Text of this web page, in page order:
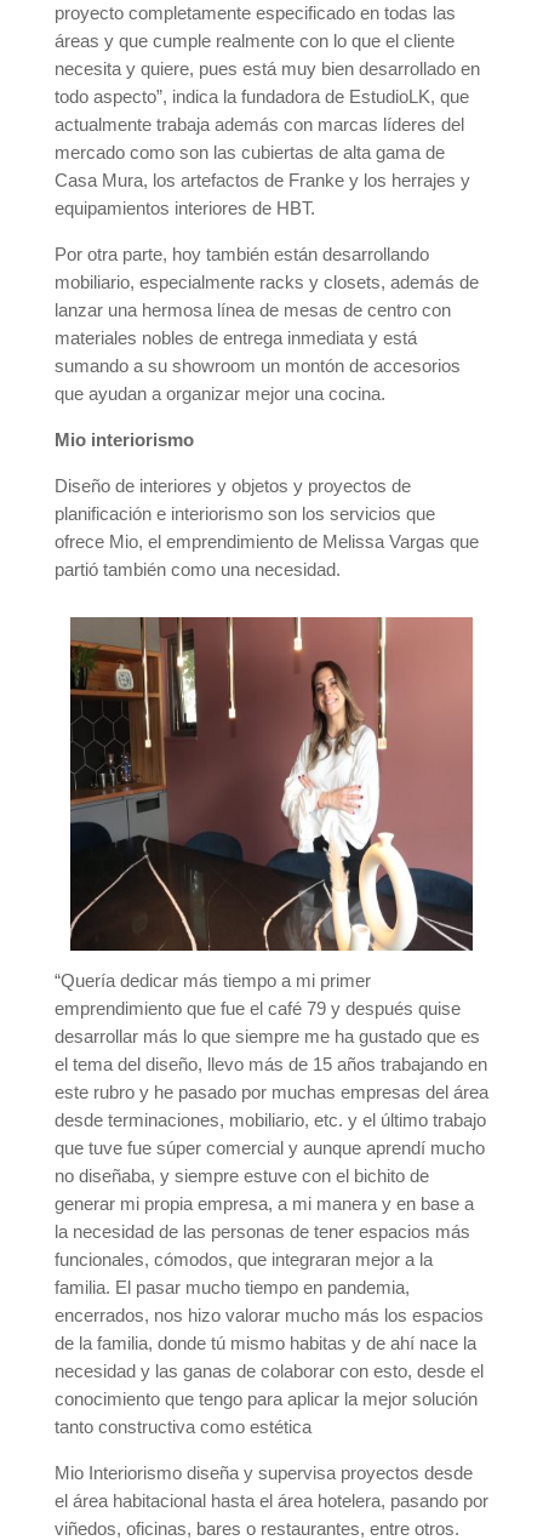
proyecto completamente especificado en todas las
áreas y que cumple realmente con lo que el cliente
necesita y quiere, pues está muy bien desarrollado en
todo aspecto”, indica la fundadora de EstudioLK, que
actualmente trabaja además con marcas líderes del
mercado como son las cubiertas de alta gama de
Casa Mura, los artefactos de Franke y los herrajes y
equipamientos interiores de HBT.
Por otra parte, hoy también están desarrollando
mobiliario, especialmente racks y closets, además de
lanzar una hermosa línea de mesas de centro con
materiales nobles de entrega inmediata y está
sumando a su showroom un montón de accesorios
que ayudan a organizar mejor una cocina.
Mio interiorismo
Diseño de interiores y objetos y proyectos de
planificación e interiorismo son los servicios que
ofrece Mio, el emprendimiento de Melissa Vargas que
partió también como una necesidad.
“Quería dedicar más tiempo a mi primer
emprendimiento que fue el café 79 y después quise
desarrollar más lo que siempre me ha gustado que es
el tema del diseño, llevo más de 15 años trabajando en
este rubro y he pasado por muchas empresas del área
desde terminaciones, mobiliario, etc. y el último trabajo
que tuve fue súper comercial y aunque aprendí mucho
no diseñaba, y siempre estuve con el bichito de
generar mi propia empresa, a mi manera y en base a
la necesidad de las personas de tener espacios más
funcionales, cómodos, que integraran mejor a la
familia. El pasar mucho tiempo en pandemia,
encerrados, nos hizo valorar mucho más los espacios
de la familia, donde tú mismo habitas y de ahí nace la
necesidad y las ganas de colaborar con esto, desde el
conocimiento que tengo para aplicar la mejor solución
tanto constructiva como estética
Mio Interiorismo diseña y supervisa proyectos desde
el área habitacional hasta el área hotelera, pasando por
viñedos, oficinas, bares o restaurantes, entre otros.